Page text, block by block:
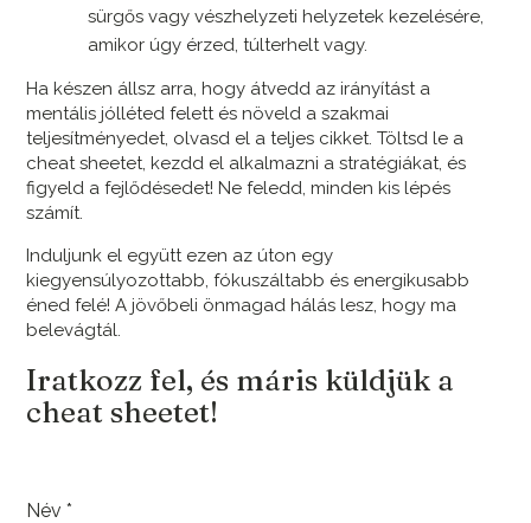
sürgős vagy vészhelyzeti helyzetek kezelésére,
amikor úgy érzed, túlterhelt vagy.
Ha készen állsz arra, hogy átvedd az irányítást a
mentális jólléted felett és növeld a szakmai
teljesítményedet, olvasd el a teljes cikket. Töltsd le a
cheat sheetet, kezdd el alkalmazni a stratégiákat, és
figyeld a fejlődésedet! Ne feledd, minden kis lépés
számít.
Induljunk el együtt ezen az úton egy
kiegyensúlyozottabb, fókuszáltabb és energikusabb
éned felé! A jövőbeli önmagad hálás lesz, hogy ma
belevágtál.
Iratkozz fel, és máris küldjük a
cheat sheetet!
Név*